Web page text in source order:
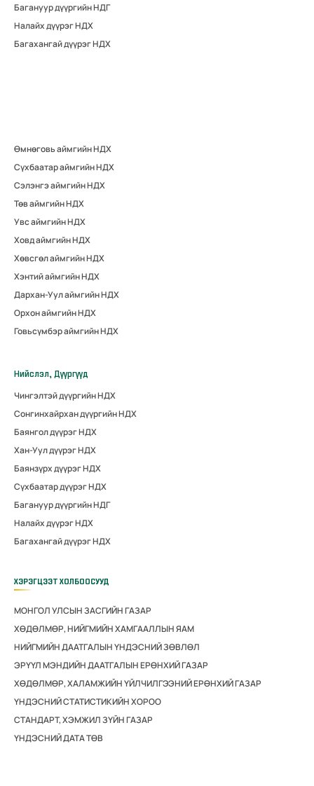
Багануур дүүргийн НДГ
Налайх дүүрэг НДХ
Багахангай дүүрэг НДХ
Өмнөговь аймгийн НДХ
Сүхбаатар аймгийн НДХ
Сэлэнгэ аймгийн НДХ
Төв аймгийн НДХ
Увс аймгийн НДХ
Ховд аймгийн НДХ
Хөвсгөл аймгийн НДХ
Хэнтий аймгийн НДХ
Дархан-Уул аймгийн НДХ
Орхон аймгийн НДХ
Говьсүмбэр аймгийн НДХ
Нийслэл, Дүүргүүд
Чингэлтэй дүүргийн НДХ
Сонгинхайрхан дүүргийн НДХ
Баянгол дүүрэг НДХ
Хан-Уул дүүрэг НДХ
Баянзүрх дүүрэг НДХ
Сүхбаатар дүүрэг НДХ
Багануур дүүргийн НДГ
Налайх дүүрэг НДХ
Багахангай дүүрэг НДХ
ХЭРЭГЦЭЭТ ХОЛБООСУУД
МОНГОЛ УЛСЫН ЗАСГИЙН ГАЗАР
ХӨДӨЛМӨР, НИЙГМИЙН ХАМГААЛЛЫН ЯАМ
НИЙГМИЙН ДААТГАЛЫН ҮНДЭСНИЙ ЗӨВЛӨЛ
ЭРҮҮЛ МЭНДИЙН ДААТГАЛЫН ЕРӨНХИЙ ГАЗАР
ХӨДӨЛМӨР, ХАЛАМЖИЙН ҮЙЛЧИЛГЭЭНИЙ ЕРӨНХИЙ ГАЗАР
ҮНДЭСНИЙ СТАТИСТИКИЙН ХОРОО
СТАНДАРТ, ХЭМЖИЛ ЗҮЙН ГАЗАР
ҮНДЭСНИЙ ДАТА ТӨВ